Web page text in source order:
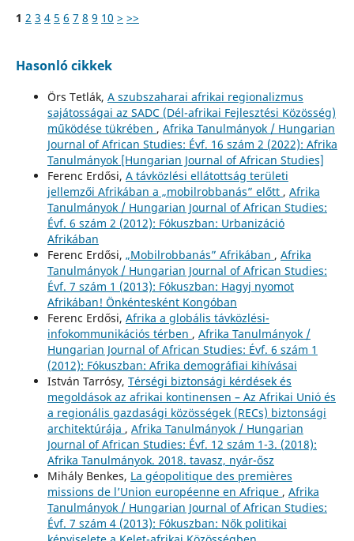
1 2 3 4 5 6 7 8 9 10 > >>
Hasonló cikkek
Örs Tetlák, A szubszaharai afrikai regionalizmus
sajátosságai az SADC (Dél-afrikai Fejlesztési Közösség)
működése tükrében , Afrika Tanulmányok / Hungarian
Journal of African Studies: Évf. 16 szám 2 (2022): Afrika
Tanulmányok [Hungarian Journal of African Studies]
Ferenc Erdősi, A távközlési ellátottság területi
jellemzői Afrikában a „mobilrobbanás” előtt , Afrika
Tanulmányok / Hungarian Journal of African Studies:
Évf. 6 szám 2 (2012): Fókuszban: Urbanizáció
Afrikában
Ferenc Erdősi, „Mobilrobbanás” Afrikában , Afrika
Tanulmányok / Hungarian Journal of African Studies:
Évf. 7 szám 1 (2013): Fókuszban: Hagyj nyomot
Afrikában! Önkéntesként Kongóban
Ferenc Erdősi, Afrika a globális távközlési-
infokommunikációs térben , Afrika Tanulmányok /
Hungarian Journal of African Studies: Évf. 6 szám 1
(2012): Fókuszban: Afrika demográfiai kihívásai
István Tarrósy, Térségi biztonsági kérdések és
megoldások az afrikai kontinensen – Az Afrikai Unió és
a regionális gazdasági közösségek (RECs) biztonsági
architektúrája , Afrika Tanulmányok / Hungarian
Journal of African Studies: Évf. 12 szám 1-3. (2018):
Afrika Tanulmányok. 2018. tavasz, nyár-ősz
Mihály Benkes, La géopolitique des premières
missions de l’Union européenne en Afrique , Afrika
Tanulmányok / Hungarian Journal of African Studies:
Évf. 7 szám 4 (2013): Fókuszban: Nők politikai